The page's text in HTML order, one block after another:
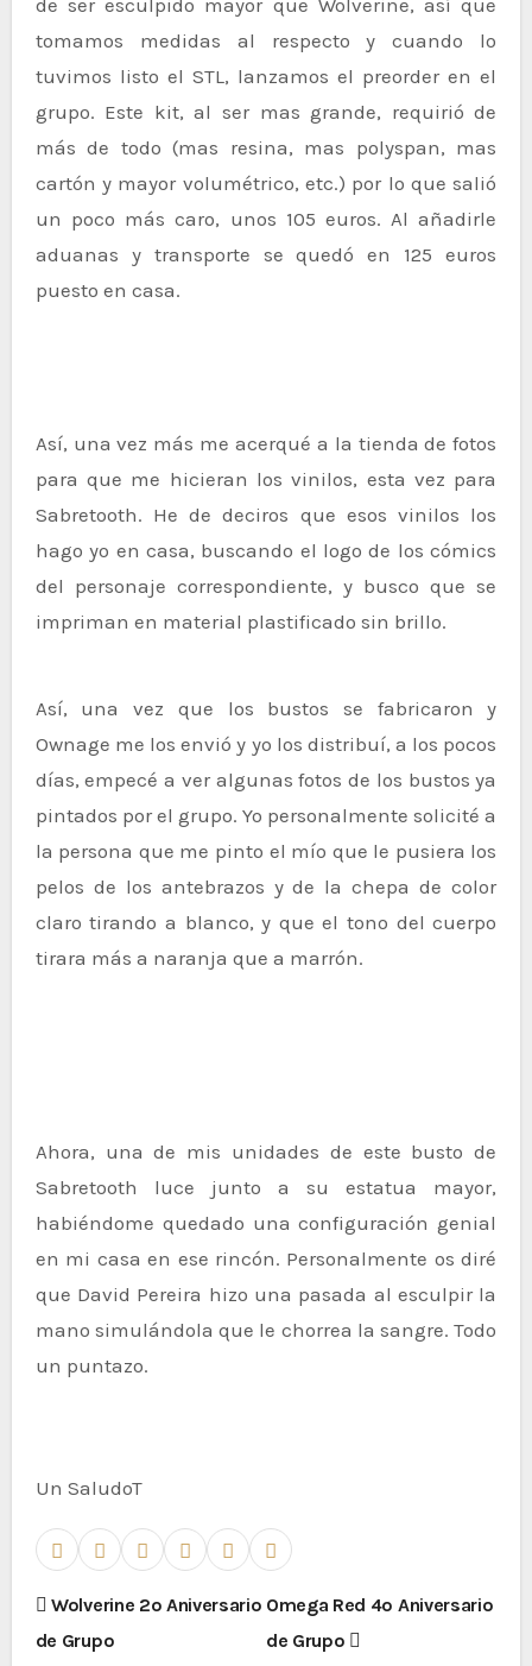
tomamos medidas al respecto y cuando lo
tuvimos listo el STL, lanzamos el preorder en el
grupo. Este kit, al ser mas grande, requirió de
más de todo (mas resina, mas polyspan, mas
cartón y mayor volumétrico, etc.) por lo que salió
un poco más caro, unos 105 euros. Al añadirle
aduanas y transporte se quedó en 125 euros
puesto en casa.
Así, una vez más me acerqué a la tienda de fotos
para que me hicieran los vinilos, esta vez para
Sabretooth. He de deciros que esos vinilos los
hago yo en casa, buscando el logo de los cómics
del personaje correspondiente, y busco que se
impriman en material plastificado sin brillo.
Así, una vez que los bustos se fabricaron y
Ownage me los envió y yo los distribuí, a los pocos
días, empecé a ver algunas fotos de los bustos ya
pintados por el grupo. Yo personalmente solicité a
la persona que me pinto el mío que le pusiera los
pelos de los antebrazos y de la chepa de color
claro tirando a blanco, y que el tono del cuerpo
tirara más a naranja que a marrón.
Ahora, una de mis unidades de este busto de
Sabretooth luce junto a su estatua mayor,
habiéndome quedado una configuración genial
en mi casa en ese rincón. Personalmente os diré
que David Pereira hizo una pasada al esculpir la
mano simulándola que le chorrea la sangre. Todo
un puntazo.
Un SaludoT
NWolverine 2º Aniversario
de Grupo
Omega Red 4º Aniversario
de Grupo